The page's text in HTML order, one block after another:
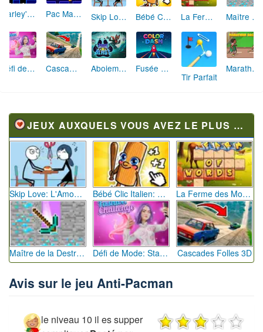
Marley's Maze Mania Pac Maker Skip Love: L'Amour en Péril Bébé Clic Italien: La Folie des Petits Bambins La Ferme des Mots - Cultivez votre Vocabulaire Maître de la Destruction: Fusion de Pioches
Défi de Mode: Star du Podium Cascades Folles 3D Aboiement Stellaire : Aventure Canine Fusée Chromatique: La Course des Couleurs
Tir Parfait
Marathon Champion io
JEUX AUXQUELS VOUS AVEZ LE PLUS JOUÉ
Skip Love: L'Amour en Péril Bébé Clic Italien: La Folie des Petits Bambins La Ferme des Mots - Cultivez votre Vocabulaire
Maître de la Destruction: Fusion de Pioches Défi de Mode: Star du Podium Cascades Folles 3D
Avis sur le jeu Anti-Pacman
le niveau 10 il es supper